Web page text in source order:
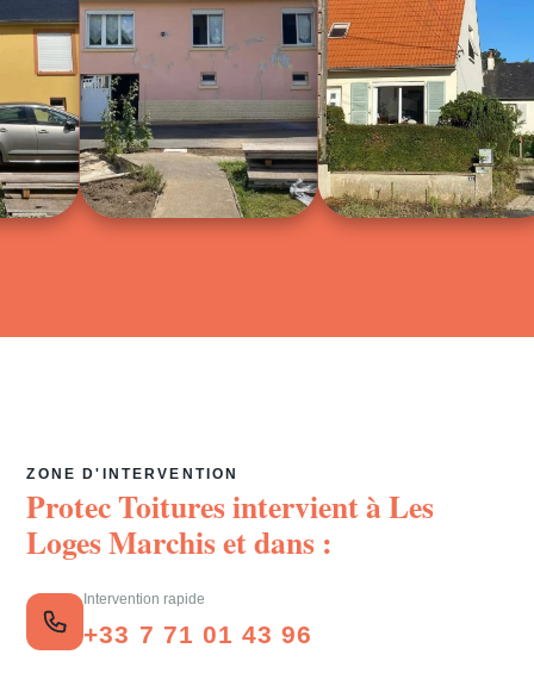
ZONE D'INTERVENTION
Protec Toitures intervient àLes
Loges Marchiset dans :
Intervention rapide
+33 7 71 01 43 96